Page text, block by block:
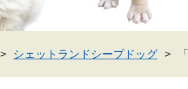
シェットランドシープドッグ